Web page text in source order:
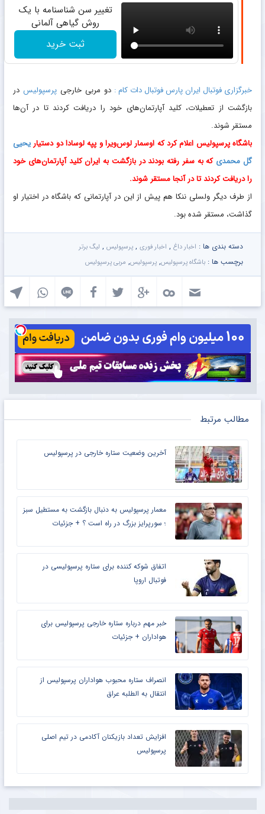
تغییر سن شناسنامه با یک
روش گیاهی آلمانی
ثبت خرید
خبرگزاری فوتبال ایران پارس فوتبال دات کام : دو مربی خارجی پرسپولیس در
بازگشت از تعطیلات، کلید آپارتمان‌های خود را دریافت کردند تا در آن‌ها
مستقر شوند.
باشگاه پرسپولیس اعلام کرد که اوسمار لوس‌ویرا و پپه لوسادا دو دستیار یحیی
گل محمدی که به سفر رفته بودند در بازگشت به ایران کلید آپارتمان‌های خود
را دریافت کردند تا در آنجا مستقر شوند.
از طرف دیگر ولسلی ننکا هم پیش از این در آپارتمانی که باشگاه در اختیار او
گذاشت، مستقر شده بود.
دسته بندی ها : اخبار داغ , اخبار فوری , پرسپولیس , لیگ برتر
برچسب ها : باشگاه پرسپولیس, پرسپولیس, مربی پرسپولیس
مطالب مرتبط
آخرین وضعیت ستاره خارجی در پرسپولیس
معمار پرسپولیس به دنبال بازگشت به مستطیل سبز
؛ سورپرایز بزرگ در راه است ؟ + جزئیات
اتفاق شوکه کننده برای ستاره پرسپولیسی در
فوتبال اروپا
خبر مهم درباره ستاره خارجی پرسپولیس برای
هواداران + جزئیات
انصراف ستاره محبوب هواداران پرسپولیس از
انتقال به الطلبه عراق
افزایش تعداد بازیکنان آکادمی در تیم اصلی
پرسپولیس